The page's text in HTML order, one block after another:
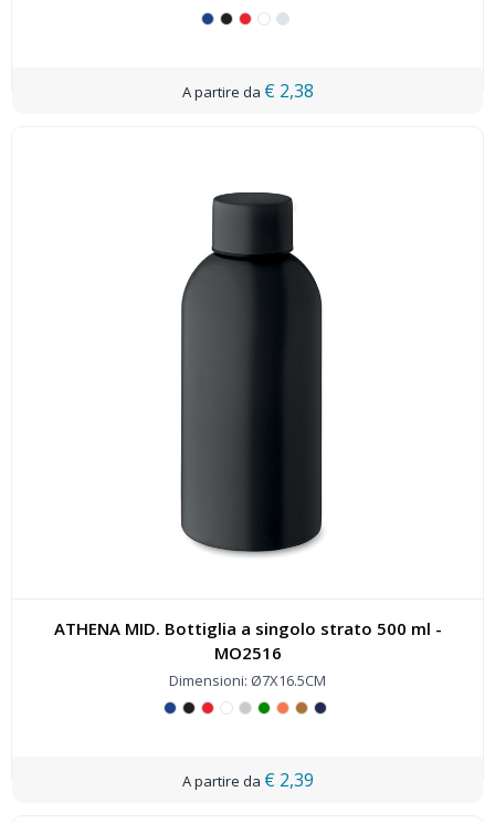
€ 2,38
ATHENA MID. Bottiglia a singolo strato 500 ml -
MO2516
Dimensioni: Ø7X16.5CM
€ 2,39